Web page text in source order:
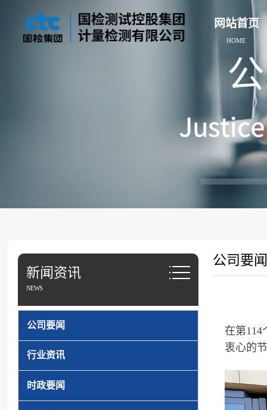
网站首页
HOME
新闻资讯
NEWS
公司要闻
行业资讯
时政要闻
公司要闻
在第114
衷心的